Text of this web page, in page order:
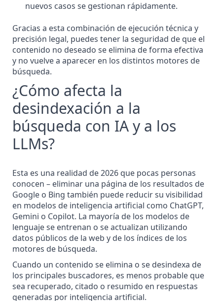
nuevos casos se gestionan rápidamente.
Gracias a esta combinación de ejecución técnica y
precisión legal, puedes tener la seguridad de que el
contenido no deseado se elimina de forma efectiva
y no vuelve a aparecer en los distintos motores de
búsqueda.
¿Cómo afecta la
desindexación a la
búsqueda con IA y a los
LLMs?
Esta es una realidad de 2026 que pocas personas
conocen – eliminar una página de los resultados de
Google o Bing también puede reducir su visibilidad
en modelos de inteligencia artificial como ChatGPT,
Gemini o Copilot. La mayoría de los modelos de
lenguaje se entrenan o se actualizan utilizando
datos públicos de la web y de los índices de los
motores de búsqueda.
Cuando un contenido se elimina o se desindexa de
los principales buscadores, es menos probable que
sea recuperado, citado o resumido en respuestas
generadas por inteligencia artificial.